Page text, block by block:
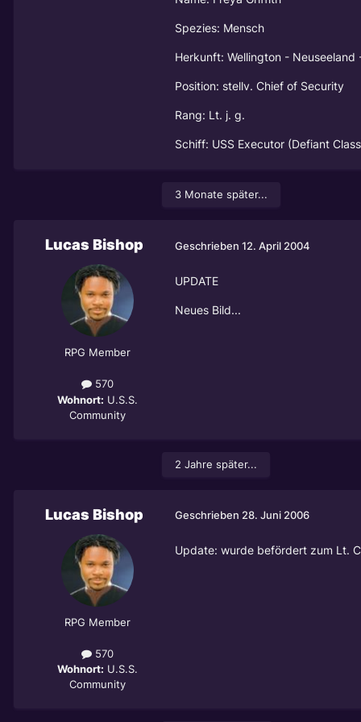
Spezies: Mensch
Herkunft: Wellington - Neuseeland
Position: stellv. Chief of Security
Rang: Lt. j. g.
Schiff: USS Executor (Defiant
3 Monate später...
Lucas Bishop
RPG Member
570
Wohnort: U.S.S.
Community
Geschrieben 12. April 2004
UPDATE
Neues Bild...
2 Jahre später...
Lucas Bishop
RPG Member
570
Wohnort: U.S.S.
Community
Geschrieben 28. Juni 2006
Update: wurde befördert zum Lt.